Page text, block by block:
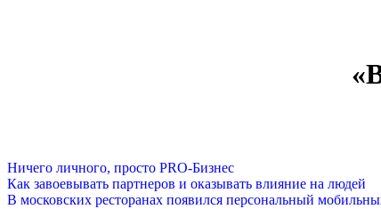
Ничего личного, просто PRO-Бизнес
Как завоевывать партнеров и оказывать влияние на людей
В московских ресторанах появился персональный